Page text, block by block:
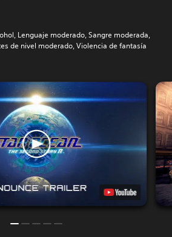
Lenguaje moderado, Sangre moderada,
de nivel moderado, Violencia de fantasía